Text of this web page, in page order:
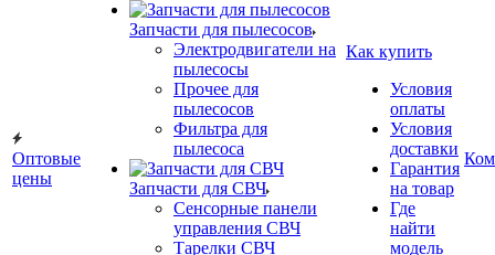
Оптовые
цены
Запчасти для пылесосов
Электродвигатели на
пылесосы
Прочее для
пылесосов
Фильтра для
пылесоса
Запчасти для СВЧ
Сенсорные панели
управления СВЧ
Тарелки СВЧ
Как купить
Условия
оплаты
Условия
доставки
Гарантия
на товар
Где
найти
модель